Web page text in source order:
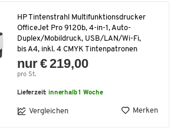
HP Tintenstrahl Multifunktionsdrucker
OfficeJet Pro 9120b, 4-in-1, Auto-
Duplex/Mobildruck, USB/LAN/Wi-Fi,
bis A4, inkl. 4 CMYK Tintenpatronen
nur € 219,00
pro St.
Lieferzeit:innerhalb 1 Woche
Vergleichen Merken